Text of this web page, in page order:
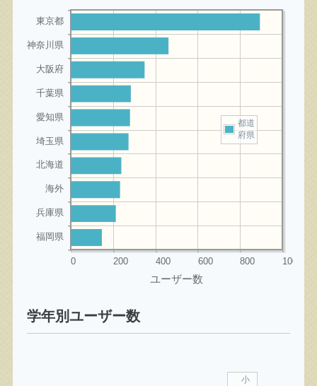
都道
府県
学年別ユーザー数
小